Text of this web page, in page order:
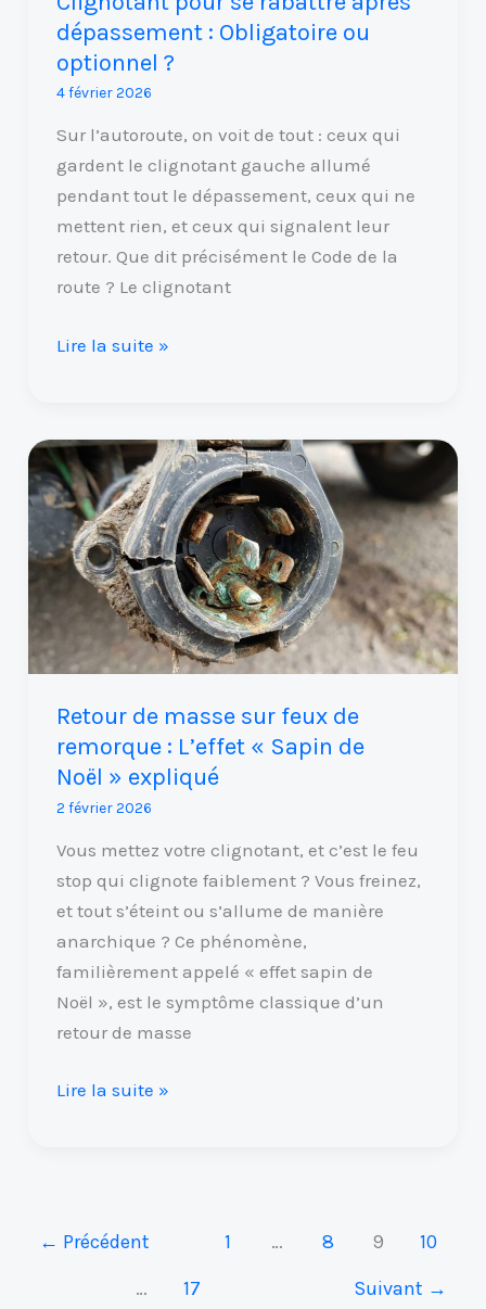
dépassement : Obligatoire ou
optionnel ?
4 février 2026
Sur l’autoroute, on voit de tout : ceux qui
gardent le clignotant gauche allumé
pendant tout le dépassement, ceux qui ne
mettent rien, et ceux qui signalent leur
retour. Que dit précisément le Code de la
route ? Le clignotant
optionnel
?
Lire la suite »
Retour de masse sur feux de
remorque : L’effet « Sapin de
Noël » expliqué
2 février 2026
Vous mettez votre clignotant, et c’est le feu
stop qui clignote faiblement ? Vous freinez,
et tout s’éteint ou s’allume de manière
anarchique ? Ce phénomène,
familièrement appelé « effet sapin de
Noël », est le symptôme classique d’un
retour de masse
Retour
de
masse
sur
feux
de
remorque
« Sapin
de
Noël »
expliqué
Lire la suite »
← Précédent 1 … 8 9
10
…
17 Suivant →